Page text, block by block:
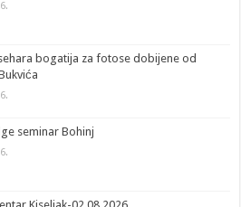
bogatija za fotose dobijene od
seminar Bohinj